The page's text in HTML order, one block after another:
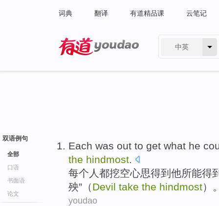
词典 翻译 有道精品课 云笔记
中英
双语例句
全部
口语
书面语
论文
Each was out to get what he
the hindmost.
每个人都挖空心思得到 他所能得
殃”（Devil take the hindmost）
youdao